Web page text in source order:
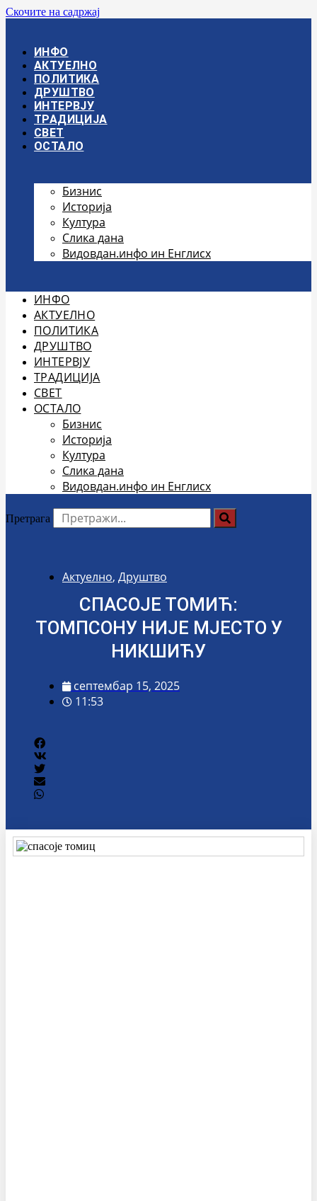
Скочите на садржај
ИНФО
АКТУЕЛНО
ПОЛИТИКА
ДРУШТВО
ИНТЕРВЈУ
ТРАДИЦИЈА
СВЕТ
ОСТАЛО
Бизнис
Историја
Култура
Слика дана
Видовдан.инфо ин Енглисх
ИНФО
АКТУЕЛНО
ПОЛИТИКА
ДРУШТВО
ИНТЕРВЈУ
ТРАДИЦИЈА
СВЕТ
ОСТАЛО
Бизнис
Историја
Култура
Слика дана
Видовдан.инфо ин Енглисх
Претрага
Актуелно, Друштво
СПАСОЈЕ ТОМИЋ:
ТОМПСОНУ НИЈЕ МЈЕСТО У
НИКШИЋУ
септембар 15, 2025
11:53